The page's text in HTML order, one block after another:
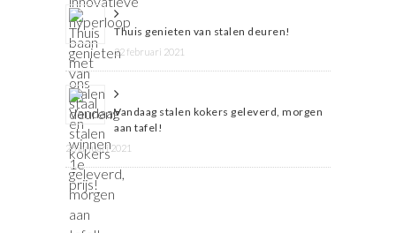
Thuis genieten van stalen deuren!
22 februari 2021
Vandaag stalen kokers geleverd, morgen
aan tafel!
28 januari 2021